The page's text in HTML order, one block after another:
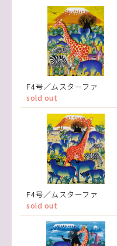
F4号／ムスターファ
sold out
F4号／ムスターファ
sold out